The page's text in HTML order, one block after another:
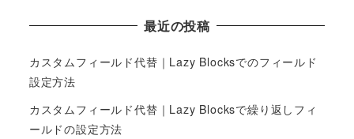
最近の投稿
カスタムフィールド代替｜Lazy Blocksでのフィールド
設定方法
カスタムフィールド代替｜Lazy Blocksで繰り返しフィ
ールドの設定方法